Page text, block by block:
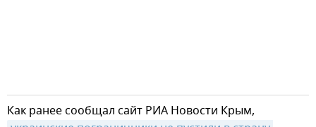
Как ранее сообщал сайт РИА Новости Крым,